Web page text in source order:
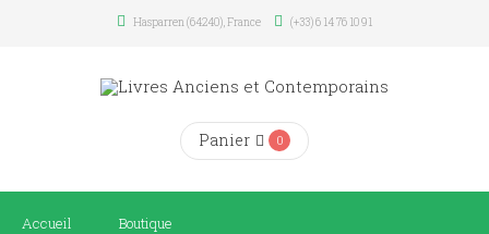
Hasparren (64240), France (+33) 6 14 76 10 91
Panier 0
Accueil Boutique